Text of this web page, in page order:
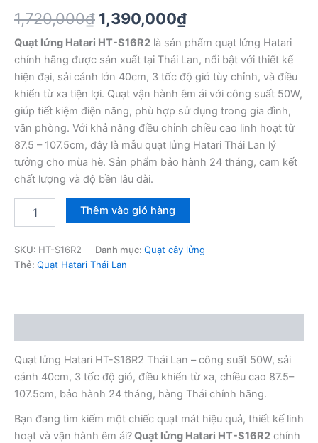
1,720,000₫ Giá
gốc
là:
1,720,000₫.
1,390,000₫Giá
hiện
tại
là:
1,390,000₫.
Quạt lửng Hatari HT-S16R2 là sản phẩm quạt lửng Hatari
chính hãng được sản xuất tại Thái Lan, nổi bật với thiết kế
hiện đại, sải cánh lớn 40cm, 3 tốc độ gió tùy chỉnh, và điều
khiển từ xa tiện lợi. Quạt vận hành êm ái với công suất 50W,
giúp tiết kiệm điện năng, phù hợp sử dụng trong gia đình,
văn phòng. Với khả năng điều chỉnh chiều cao linh hoạt từ
87.5 – 107.5cm, đây là mẫu quạt lửng Hatari Thái Lan lý
tưởng cho mùa hè. Sản phẩm bảo hành 24 tháng, cam kết
chất lượng và độ bền lâu dài.
HT-
S16R2
xa
số
lượng
Thêm vào giỏ hàng
SKU: HT-S16R2 Danh mục: Quạt cây lửng
Thẻ: Quạt Hatari Thái Lan
Quạt lửng Hatari HT-S16R2 Thái Lan – công suất 50W, sải
cánh 40cm, 3 tốc độ gió, điều khiển từ xa, chiều cao 87.5–
107.5cm, bảo hành 24 tháng, hàng Thái chính hãng.
Bạn đang tìm kiếm một chiếc quạt mát hiệu quả, thiết kế linh
hoạt và vận hành êm ái?Quạt lửng Hatari HT-S16R2 chính